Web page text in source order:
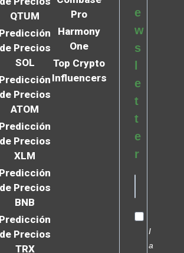
QTUM
Predicción
de Precios
SOL
Predicción
de Precios
ATOM
Predicción
de Precios
XLM
Predicción
de Precios
BNB
Predicción
de Precios
TRX
Pro
Harmony
One
Top Crypto
Influencers
e
w
s
e
t
t
e
r
I
a